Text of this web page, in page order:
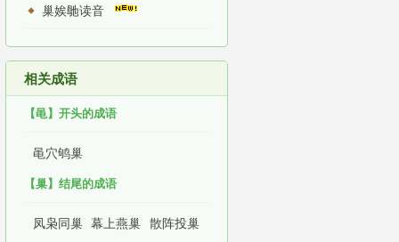
巢娭毑读音
相关成语
【黾】开头的成语
黾穴鸲巢
【巢】结尾的成语
凤枭同巢 幕上燕巢
散阵投巢